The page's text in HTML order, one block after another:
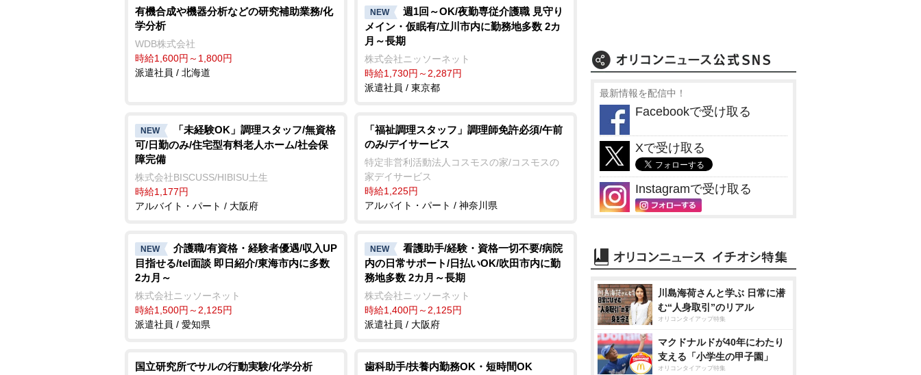
有機合成や機器分析などの研究補助業務/化
学分析
WDB株式会社
時給1,600円～1,800円
派遣社員 / 北海道
NEW
週1回～OK/夜勤専従介護職 見守り
メイン・仮眠有/立川市内に勤務地多数 2カ
月～長期
株式会社ニッソーネット
時給1,730円～2,287円
派遣社員 / 東京都
NEW
「未経験OK」調理スタッフ/無資格
可/日勤のみ/住宅型有料老人ホーム/社会保
障完備
株式会社BISCUSS/HIBISU土生
時給1,177円
アルバイト・パート / 大阪府
「福祉調理スタッフ」調理師免許必須/午前
のみ/デイサービス
特定非営利活動法人コスモスの家/コスモスの
家デイサービス
時給1,225円
アルバイト・パート / 神奈川県
NEW
介護職/有資格・経験者優遇/収入UP
目指せる/tel面談 即日紹介/東海市内に多数
2カ月～
株式会社ニッソーネット
時給1,500円～2,125円
派遣社員 / 愛知県
NEW
看護助手/経験・資格一切不要/病院
内の日常サポート/日払いOK/吹田市内に勤
務地多数 2カ月～長期
株式会社ニッソーネット
時給1,400円～2,125円
派遣社員 / 大阪府
国立研究所でサルの行動実験/化学分析 歯科助手/扶養内勤務OK・短時間OK
最新情報を配信中！
Facebookで受け取る
Xで受け取る
Instagramで受け取る
川島海荷さんと学ぶ 日常に潜
む“人身取引”のリアル
オリコンタイアップ特集
マクドナルドが40年にわたり
支える「小学生の甲子園」
オリコンタイアップ特集